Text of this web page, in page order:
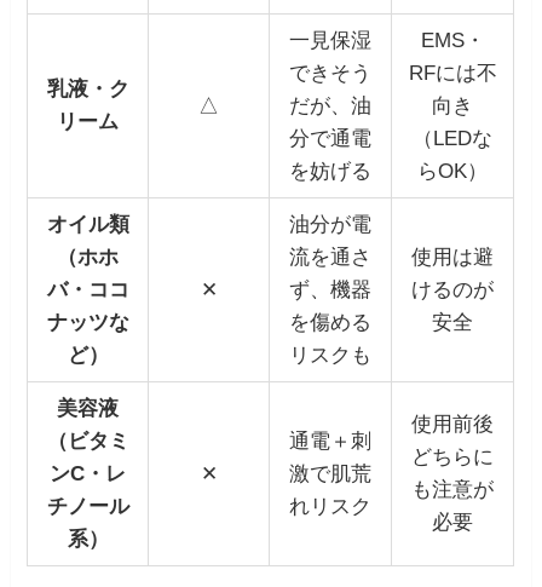
乳液・ク
リーム
△
一見保湿
できそう
だが、油
分で通電
を妨げる
EMS・
RFには不
向き
（LEDな
らOK）
オイル類
（ホホ
バ・ココ
ナッツな
ど）
✕
油分が電
流を通さ
ず、機器
を傷める
リスクも
使用は避
けるのが
安全
美容液
（ビタミ
ンC・レ
チノール
系）
✕
通電＋刺
激で肌荒
れリスク
使用前後
どちらに
も注意が
必要